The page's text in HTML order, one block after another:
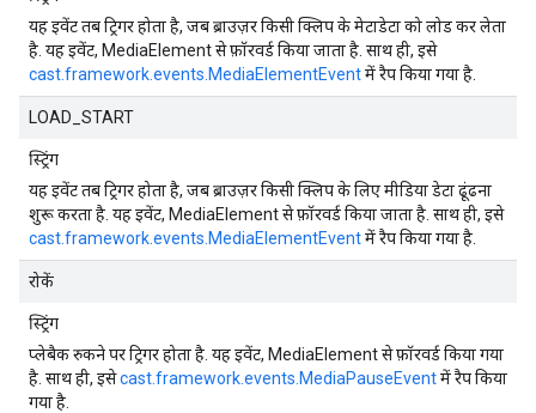
यह इवेंट तब ट्रिगर होता है, जब ब्राउज़र किसी क्लिप के मेटाडेटा को लोड कर लेता
है. यह इवेंट, MediaElement से फ़ॉरवर्ड किया जाता है. साथ ही, इसे
cast.framework.events.MediaElementEventमें रैप किया गया है.
LOAD_START
स्ट्रिंग
यह इवेंट तब ट्रिगर होता है, जब ब्राउज़र किसी क्लिप के लिए मीडिया डेटा ढूंढना
शुरू करता है. यह इवेंट, MediaElement से फ़ॉरवर्ड किया जाता है. साथ ही, इसे
cast.framework.events.MediaElementEventमें रैप किया गया है.
रोकें
स्ट्रिंग
प्लेबैक रुकने पर ट्रिगर होता है. यह इवेंट, MediaElement से फ़ॉरवर्ड किया गया
है. साथ ही, इसेcast.framework.events.MediaPauseEventमें रैप किया
गया है.